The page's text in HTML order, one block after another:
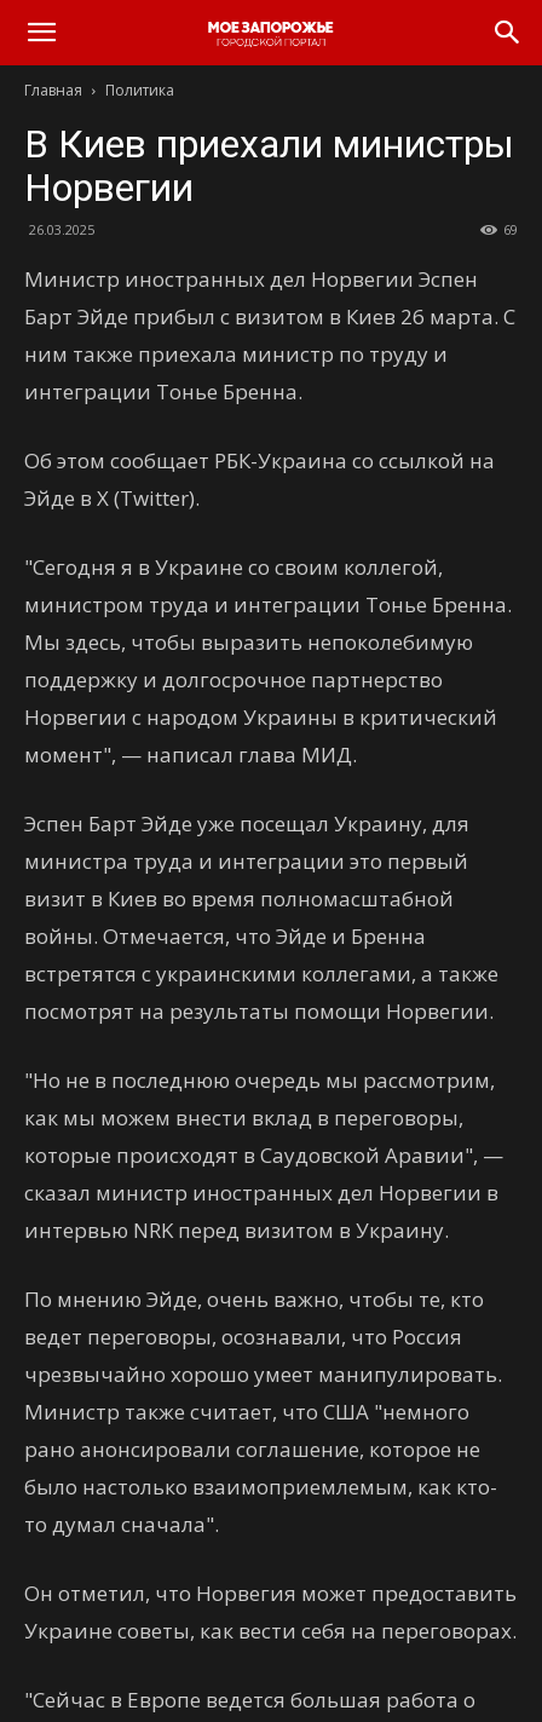
Главная Политика
В Киев приехали министры
Норвегии
26.03.2025 69
Министр иностранных дел Норвегии Эспен
Барт Эйде прибыл с визитом в Киев 26 марта. С
ним также приехала министр по труду и
интеграции Тонье Бренна.
Об этом сообщает РБК-Украина со ссылкой на
Эйде в X (Twitter).
"Сегодня я в Украине со своим коллегой,
министром труда и интеграции Тонье Бренна.
Мы здесь, чтобы выразить непоколебимую
поддержку и долгосрочное партнерство
Норвегии с народом Украины в критический
момент", — написал глава МИД.
Эспен Барт Эйде уже посещал Украину, для
министра труда и интеграции это первый
визит в Киев во время полномасштабной
войны. Отмечается, что Эйде и Бренна
встретятся с украинскими коллегами, а также
посмотрят на результаты помощи Норвегии.
"Но не в последнюю очередь мы рассмотрим,
как мы можем внести вклад в переговоры,
которые происходят в Саудовской Аравии", —
сказал министр иностранных дел Норвегии в
интервью NRK перед визитом в Украину.
По мнению Эйде, очень важно, чтобы те, кто
ведет переговоры, осознавали, что Россия
чрезвычайно хорошо умеет манипулировать.
Министр также считает, что США "немного
рано анонсировали соглашение, которое не
было настолько взаимоприемлемым, как кто-
то думал сначала".
Он отметил, что Норвегия может предоставить
Украине советы, как вести себя на переговорах.
"Сейчас в Европе ведется большая работа о